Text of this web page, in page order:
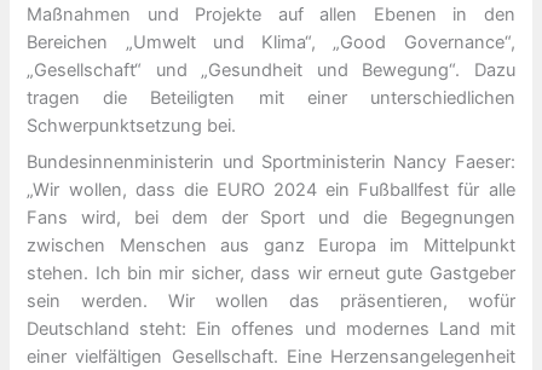
Maßnahmen und Projekte auf allen Ebenen in den
Bereichen „Umwelt und Klima“, „Good Governance“,
„Gesellschaft“ und „Gesundheit und Bewegung“. Dazu
tragen die Beteiligten mit einer unterschiedlichen
Schwerpunktsetzung bei.
Bundesinnenministerin und Sportministerin Nancy Faeser:
„Wir wollen, dass die EURO 2024 ein Fußballfest für alle
Fans wird, bei dem der Sport und die Begegnungen
zwischen Menschen aus ganz Europa im Mittelpunkt
stehen. Ich bin mir sicher, dass wir erneut gute Gastgeber
sein werden. Wir wollen das präsentieren, wofür
Deutschland steht: Ein offenes und modernes Land mit
einer vielfältigen Gesellschaft. Eine Herzensangelegenheit